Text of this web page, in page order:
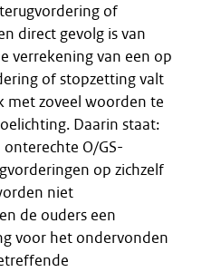
of
direct gevolg is van
verrekening van een op
of stopzetting valt
met zoveel woorden te
Daarin staat:
O/GS-
op zichzelf
niet
de ouders een
voor het ondervonden